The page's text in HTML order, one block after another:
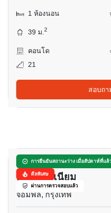
1 ห้องนอน
39 ม.2
คอนโด
21
สอบถ
การยืนยันสถานะว่าง เมื่อสัปดาห์ที่แล้
ดีลพิเศษ
ผ่านการตรวจสอบแล้ว
เดอะ เซสท์ ลาดพร้าว
คอนโดมิเนียม
จอมพล, กรุงเทพ